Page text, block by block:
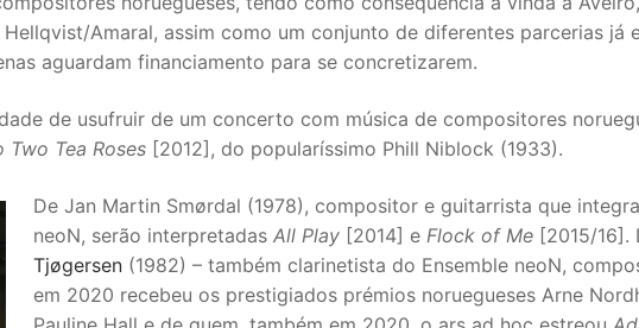
Amaral, assim como um conjunto de diferentes parcerias já
aguardam financiamento para se concretizarem.
de usufruir de um concerto com música de compositores
Two Tea Roses [2012], do popularíssimo Phill Niblock (1933).
De Jan Martin Smørdal (1978), compositor e guitarrista que
neoN, serão interpretadas All Play[2014] e Flock of Me[2015/16].
Tjøgersen(1982) – também clarinetista do Ensemble neoN,
em 2020 recebeu os prestigiados prémios noruegueses Arne